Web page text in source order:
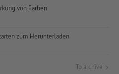
von Farben
zum Herunterladen
To archive